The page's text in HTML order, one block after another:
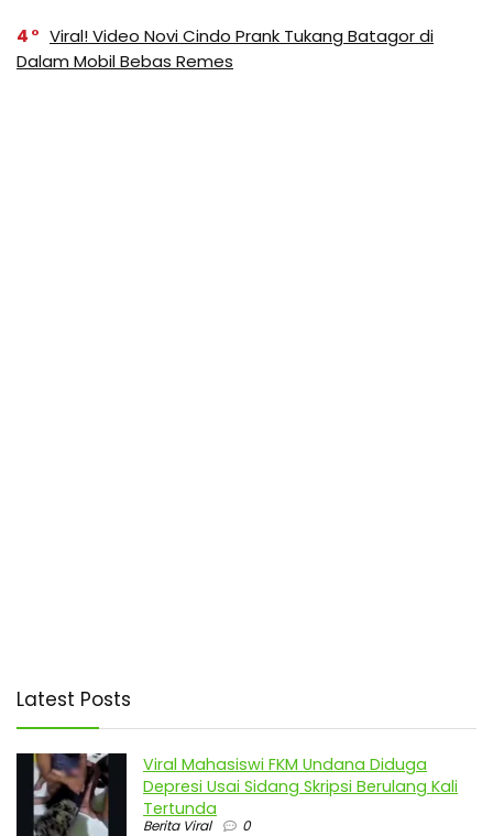
4
Viral! Video Novi Cindo Prank Tukang Batagor di
Dalam Mobil Bebas Remes
Latest Posts
Viral Mahasiswi FKM Undana Diduga
Depresi Usai Sidang Skripsi Berulang Kali
Tertunda
Berita Viral 0